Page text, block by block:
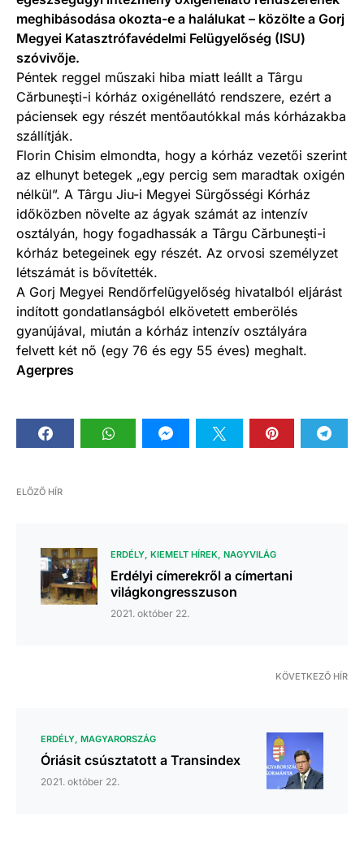
meghibásodása okozta-e a halálukat – közölte a Gorj
Megyei Katasztrófavédelmi Felügyelőség (ISU)
szóvivője.
Péntek reggel műszaki hiba miatt leállt a Târgu
Cărbuneşti-i kórház oxigénellátó rendszere, ezért a
páciensek egy részét mentőautókkal más kórházakba
szállítják.
Florin Chisim elmondta, hogy a kórház vezetői szerint
az elhunyt betegek „egy percig sem maradtak oxigén
nélkül”. A Târgu Jiu-i Megyei Sürgősségi Kórház
időközben növelte az ágyak számát az intenzív
osztályán, hogy fogadhassák a Târgu Cărbuneşti-i
kórház betegeinek egy részét. Az orvosi személyzet
létszámát is bővítették.
A Gorj Megyei Rendőrfelügyelőség hivatalból eljárást
indított gondatlanságból elkövetett emberölés
gyanújával, miután a kórház intenzív osztályára
felvett két nő (egy 76 és egy 55 éves) meghalt.
Agerpres
ELŐZŐ HÍR
ERDÉLY KIEMELT HÍREK NAGYVILÁG
Erdélyi címerekről a címertani
világkongresszuson
2021. október 22.
KÖVETKEZŐ HÍR
ERDÉLY MAGYARORSZÁG
Óriásit csúsztatott a Transindex
2021. október 22.